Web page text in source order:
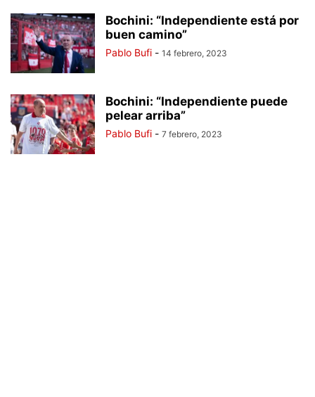
Bochini: “Independiente está por
buen camino”
Pablo Bufi - 14 febrero, 2023
Bochini: “Independiente puede
pelear arriba”
Pablo Bufi - 7 febrero, 2023